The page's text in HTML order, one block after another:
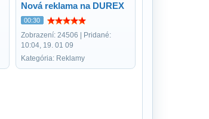
Nová reklama na DUREX
00:30
Zobrazení: 24506 | Pridané:
10:04, 19. 01 09
Kategória: Reklamy